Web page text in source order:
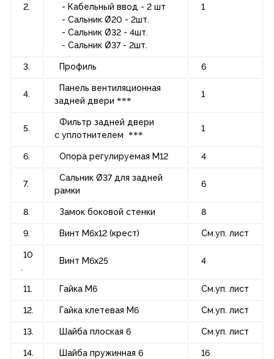
2.
- Кабельный ввод - 2 шт
- Сальник Ø20 - 2шт.
- Сальник Ø32 - 4шт.
- Сальник Ø37 - 2шт.
1
3. Профиль 6
4.
Панель вентиляционная
задней двери ***
1
5.
Фильтр задней двери
с уплотнителем ***
1
6. Опора регулируемая М12 4
7.
Сальник Ø37 для задней
рамки
6
8. Замок боковой стенки 8
9. Винт М6х12 (крест) См.уп. лист
10
.
Винт М6х25 4
11. Гайка М6 См.уп. лист
12. Гайка клетевая М6 См.уп. лист
13. Шайба плоская 6 См.уп. лист
14. Шайба пружинная 6 16